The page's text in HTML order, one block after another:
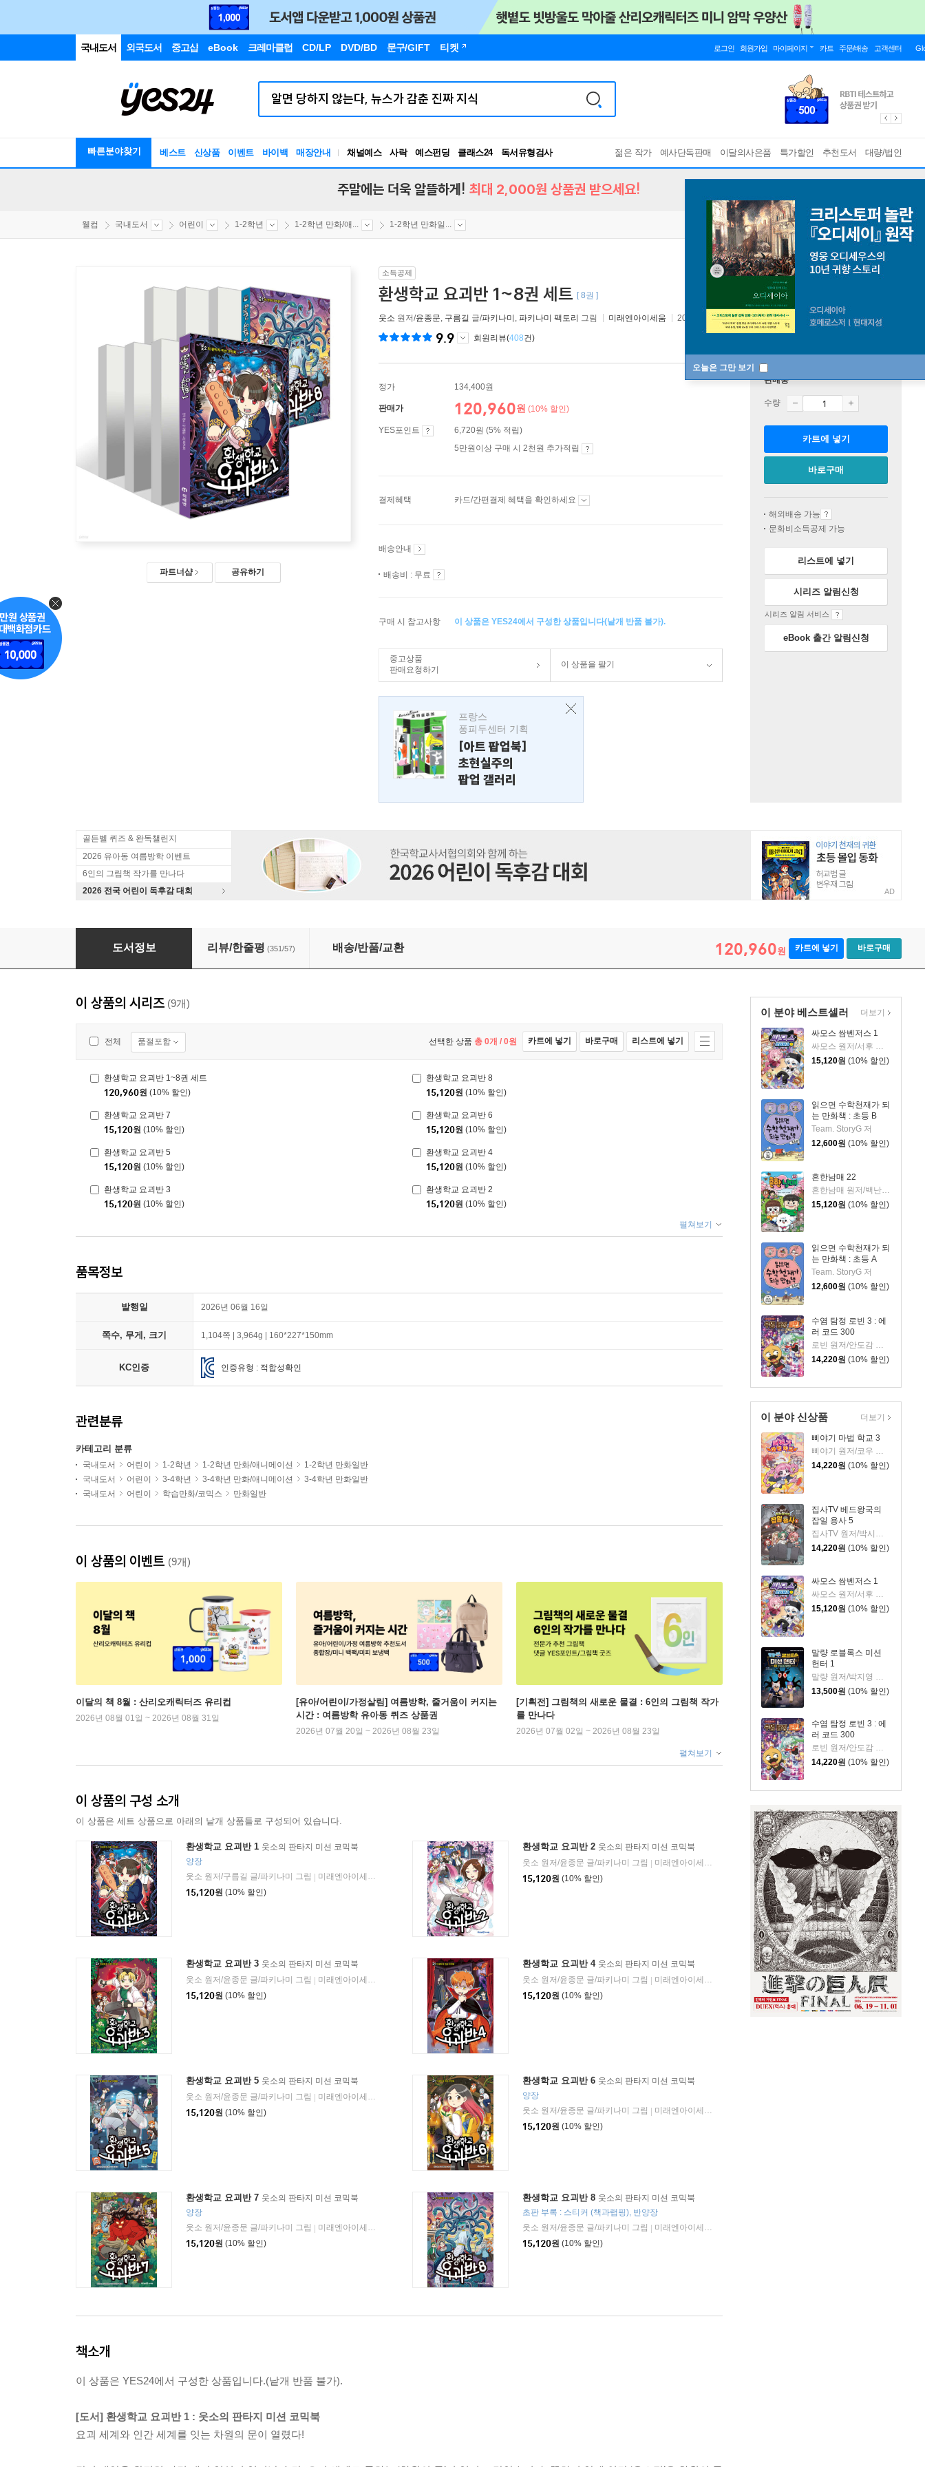
국내도서 외국도서 중고샵 eBook 크레마클럽 CD/LP DVD/BD 문구/GIFT 티켓 로그인 회원가입 마이페이지 카트 주문/배송 고객센터
빠른분야찾기 베스트 신상품 이벤트 바이백 매장안내 채널예스 사락 예스펀딩 클래스24
독서유형검사
RBTI Lab
젊은 작가 예사단독판매 이달의사은품 특가할인 추천도서 대량/법인
오늘은 그만 보기
주말에는 더욱 알뜰하게! 최대 2,000원 상품권 받으세요!
웰컴 국내도서 어린이 1-2학년 1-2학년 만화/애... 1-2학년 만화일...
파트너샵 공유하기
소득공제
환생학교 요괴반 1~8권 세트 [ 8권 ]
웃소 원저/윤종문, 구름길 글/파키나미 , 파키나미 팩토리 그림 미래엔아이세움 2026년 06월 16일
9.9 회원리뷰(408건)
정가 134,400원
판매가 120,960원 (10% 할인)
YES포인트
6,720원 (5% 적립)
5만원이상 구매 시 2천원 추가적립
결제혜택 카드/간편결제 혜택을 확인하세요
배송안내
배송비 : 무료
구매 시 참고사항 이 상품은 YES24에서 구성한 상품입니다(낱개 반품 불가).
중고상품
판매요청하기
이 상품을 팔기
프랑스
퐁피두센터 기획
[아트 팝업북]
초현실주의
팝업 갤러리
판매중
수량
카트에 넣기
바로구매
해외배송 가능
문화비소득공제 가능
리스트에 넣기
시리즈 알림신청
시리즈 알림 서비스
eBook 출간 알림신청
골든벨 퀴즈 & 완독챌린지
2026 유아동 여름방학 이벤트
6인의 그림책 작가를 만나다
2026 전국 어린이 독후감 대회
AD
환생학교 요괴반 1~8권 세트
도서정보 리뷰/한줄평 (351/57) 배송/반품/교환 120,960원 카트에 넣기 바로구매
이 분야 베스트셀러
싸모스 쌈벤저스 1
싸모스 원저/서후 글/김기수,민승기 그림
15,120원 (10% 할인)
읽으면 수학천재가 되
는 만화책 : 초등 B
Team. StoryG 저
12,600원 (10% 할인)
흔한남매 22
흔한남매 원저/백난도 글/유난희 그림/흔한컴퍼니 감수
15,120원 (10% 할인)
읽으면 수학천재가 되
는 만화책 : 초등 A
Team. StoryG 저
12,600원 (10% 할인)
수염 탐정 로빈 3 : 에
러 코드 300
14,220원 (10% 할인)
더보기
이 분야 신상품
삐야기 마법 학교 3
삐야기 원저/코우 글/김기수,김지민 그림
14,220원 (10% 할인)
집사TV 베드왕국의
잡일 용사 5
집사TV 원저/박시연 글/권수영 그림
14,220원 (10% 할인)
싸모스 쌈벤저스 1
싸모스 원저/서후 글/김기수,민승기 그림
15,120원 (10% 할인)
말량 로블록스 미션
헌터 1
13,500원 (10% 할인)
수염 탐정 로빈 3 : 에
러 코드 300
로빈 원저/안도감 글/정수영 그림
14,220원 (10% 할인)
더보기
이 상품의 시리즈 (9개)
전체 품절포함 선택한 상품 총 0개 / 0원 카트에 넣기 바로구매 리스트에 넣기
환생학교 요괴반 1~8권 세트
120,960원 (10% 할인)
환생학교 요괴반 8
15,120원 (10% 할인)
환생학교 요괴반 7
15,120원 (10% 할인)
환생학교 요괴반 6
15,120원 (10% 할인)
환생학교 요괴반 5
15,120원 (10% 할인)
환생학교 요괴반 4
15,120원 (10% 할인)
환생학교 요괴반 3
15,120원 (10% 할인)
환생학교 요괴반 2
15,120원 (10% 할인)
펼쳐보기
품목정보
발행일 2026년 06월 16일
쪽수, 무게, 크기 1,104쪽 | 3,964g | 160*227*150mm
KC인증 인증유형 : 적합성확인
관련분류
카테고리 분류
국내도서 어린이 1-2학년 1-2학년 만화/애니메이션
1-2학년 만화일반
국내도서
어린이 3-4학년 3-4학년 만화/애니메이션
3-4학년 만화일반
국내도서
어린이 학습만화/코믹스 만화일반
이 상품의 이벤트 (9개)
이달의 책 8월 : 산리오캐릭터즈 유리컵
2026년 08월 01일 ~ 2026년 08월 31일
[유아/어린이/가정살림] 여름방학, 줄거움이 커지는
시간 : 여름방학 유아동 퀴즈 상품권
2026년 07월 20일 ~ 2026년 08월 23일
[기획전] 그림책의 새로운 물결 : 6인의 그림책 작가
를 만나다
2026년 07월 02일 ~ 2026년 08월 23일
펼쳐보기
이 상품의 구성 소개
이 상품은 세트 상품으로 아래의 낱개 상품들로 구성되어 있습니다.
환생학교 요괴반 1 웃소의 판타지 미션 코믹북
양장
웃소 원저/구름길 글/파키나미 그림
미래엔아이세움
2023년 07월 06일
15,120원 (10% 할인)
환생학교 요괴반 2 웃소의 판타지 미션 코믹북
웃소 원저/윤종문 글/파키나미 그림
미래엔아이세움
2023년 12월 21일
15,120원 (10% 할인)
환생학교 요괴반 3 웃소의 판타지 미션 코믹북
웃소 원저/윤종문 글/파키나미 그림
미래엔아이세움
2024년 03월 28일
15,120원 (10% 할인)
환생학교 요괴반 4 웃소의 판타지 미션 코믹북
웃소 원저/윤종문 글/파키나미 그림
미래엔아이세움
2024년 08월 13일
15,120원 (10% 할인)
환생학교 요괴반 5 웃소의 판타지 미션 코믹북
웃소 원저/윤종문 글/파키나미 그림
미래엔아이세움
2025년 01월 16일
15,120원 (10% 할인)
환생학교 요괴반 6 웃소의 판타지 미션 코믹북
양장
웃소 원저/윤종문 글/파키나미 그림
미래엔아이세움
15,120원 (10% 할인)
환생학교 요괴반 7 웃소의 판타지 미션 코믹북
양장
웃소 원저/윤종문 글/파키나미 그림
미래엔아이세움
2025년 12월 23일
15,120원 (10% 할인)
환생학교 요괴반 8 웃소의 판타지 미션 코믹북
초판 부록 : 스티커 (책과랩핑), 반양장
웃소 원저/윤종문 글/파키나미 그림
미래엔아이세움
15,120원 (10% 할인)
책소개
이 상품은 YES24에서 구성한 상품입니다.(낱개 반품 불가).
[도서] 환생학교 요괴반 1 : 웃소의 판타지 미션 코믹북
요괴 세계와 인간 세계를 잇는 차원의 문이 열렸다!